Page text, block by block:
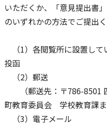
いただくか、「意見提出書
のいずれかの方法でご提出く
（1）各閲覧所に設置して
投函
（2）郵送
（郵送先：〒786-8501
町教育委員会 学校教育課ま
（3）電子メール